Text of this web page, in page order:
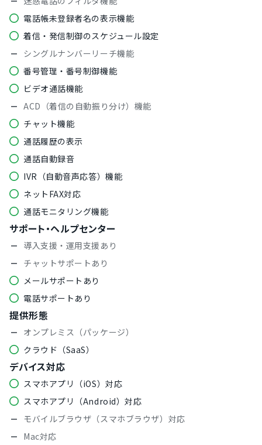
電話帳未登録者名の表示機能
着信・発信制御のスケジュール設定
シングルナンバーリーチ機能
番号管理・番号制御機能
ビデオ通話機能
ACD（着信の自動振り分け）機能
チャット機能
通話履歴の表示
通話自動録音
IVR（自動音声応答）機能
ネットFAX対応
通話モニタリング機能
サポート・ヘルプセンター
導入支援・運用支援あり
チャットサポートあり
メールサポートあり
電話サポートあり
提供形態
オンプレミス（パッケージ）
クラウド（SaaS）
デバイス対応
スマホアプリ（iOS）対応
スマホアプリ（Android）対応
モバイルブラウザ（スマホブラウザ）対応
Mac対応